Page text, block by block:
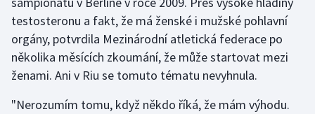
Moderní pětiboj
Motorsport
Olympijské hry
testosteronu a fakt, že má ženské i mužské pohlavní
orgány, potvrdila Mezinárodní atletická federace po
několika měsících zkoumání, že může startovat mezi
ženami. Ani v Riu se tomuto tématu nevyhnula.
"Nerozumím tomu, když někdo říká, že mám výhodu.